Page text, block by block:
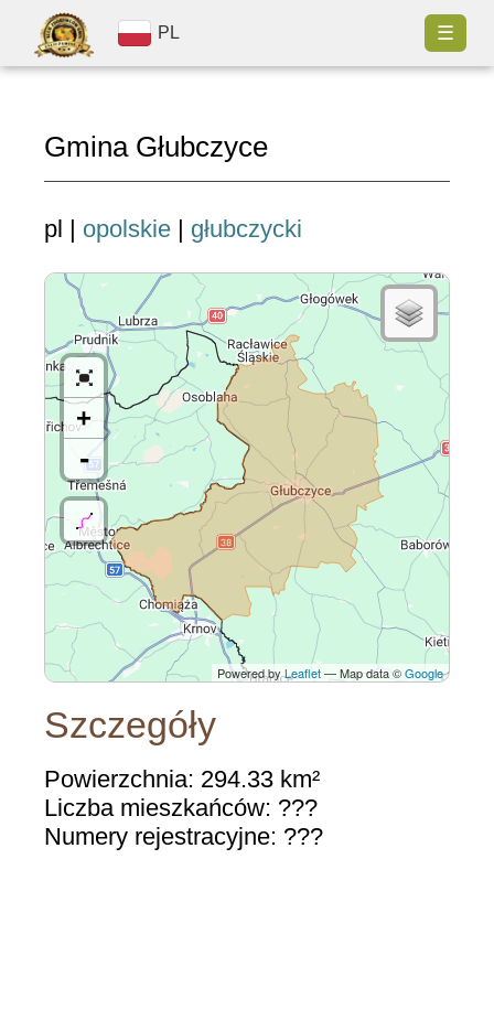
PL ☰
Gmina Głubczyce
pl | opolskie | głubczycki
+
-
Powered byLeaflet— Map data ©Google
Szczegóły
Powierzchnia: 294.33 km²
Liczba mieszkańców: ???
Numery rejestracyjne: ???